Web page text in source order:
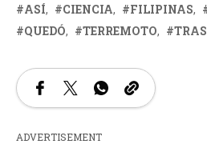
ASÍ CIENCIA FILIPINAS
QUEDÓ
TERREMOTO TRAS
ADVERTISEMENT